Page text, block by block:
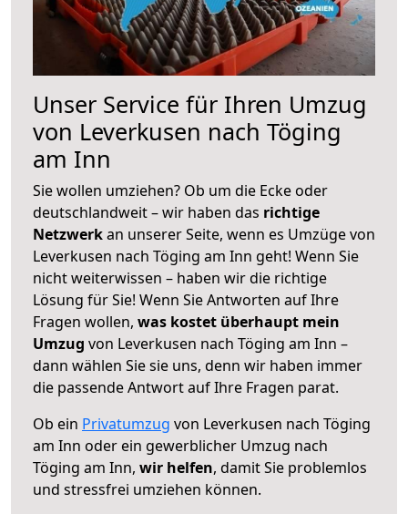
Unser Service für Ihren Umzug
von Leverkusen nach Töging
am Inn
Sie wollen umziehen? Ob um die Ecke oder
deutschlandweit – wir haben das richtige
Netzwerkan unserer Seite, wenn es Umzüge von
Leverkusen nach Töging am Inn geht! Wenn Sie
nicht weiterwissen – haben wir die richtige
Lösung für Sie! Wenn Sie Antworten auf Ihre
Fragen wollen, was kostet überhaupt mein
Umzug von Leverkusen nach Töging am Inn –
dann wählen Sie sie uns, denn wir haben immer
die passende Antwort auf Ihre Fragen parat.
Ob ein Privatumzug von Leverkusen nach Töging
am Inn oder ein gewerblicher Umzug nach
Töging am Inn, wir helfen, damit Sie problemlos
und stressfrei umziehen können.